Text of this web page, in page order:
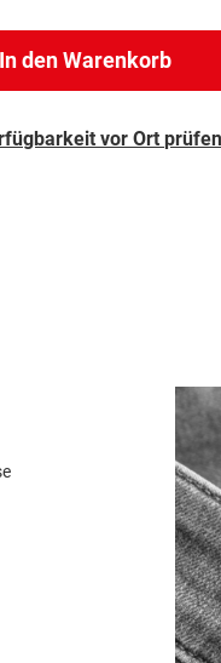
In den Warenkorb
vor Ort prüfen